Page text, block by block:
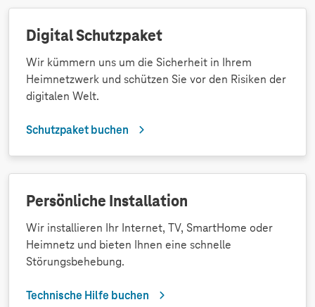
Digital Schutzpaket
Wir kümmern uns um die Sicherheit in Ihrem
Heimnetzwerk und schützen Sie vor den Risiken der
digitalen Welt.
Schutzpaket buchen
Persönliche Installation
Wir installieren Ihr Internet, TV, SmartHome oder
Heimnetz und bieten Ihnen eine schnelle
Störungsbehebung.
Technische Hilfe buchen